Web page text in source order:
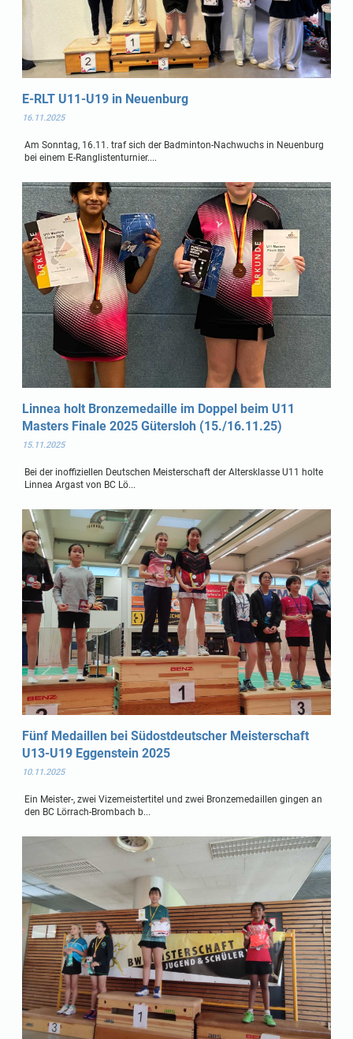
E-RLT U11-U19 in Neuenburg
16.11.2025
Am Sonntag, 16.11. traf sich der Badminton-Nachwuchs in Neuenburg
bei einem E-Ranglistenturnier....
Linnea holt Bronzemedaille im Doppel beim U11
Masters Finale 2025 Gütersloh (15./16.11.25)
15.11.2025
Bei der inoffiziellen Deutschen Meisterschaft der Altersklasse U11 holte
Linnea Argast von BC Lö...
Fünf Medaillen bei Südostdeutscher Meisterschaft
U13-U19 Eggenstein 2025
10.11.2025
Ein Meister-, zwei Vizemeistertitel und zwei Bronzemedaillen gingen an
den BC Lörrach-Brombach b...